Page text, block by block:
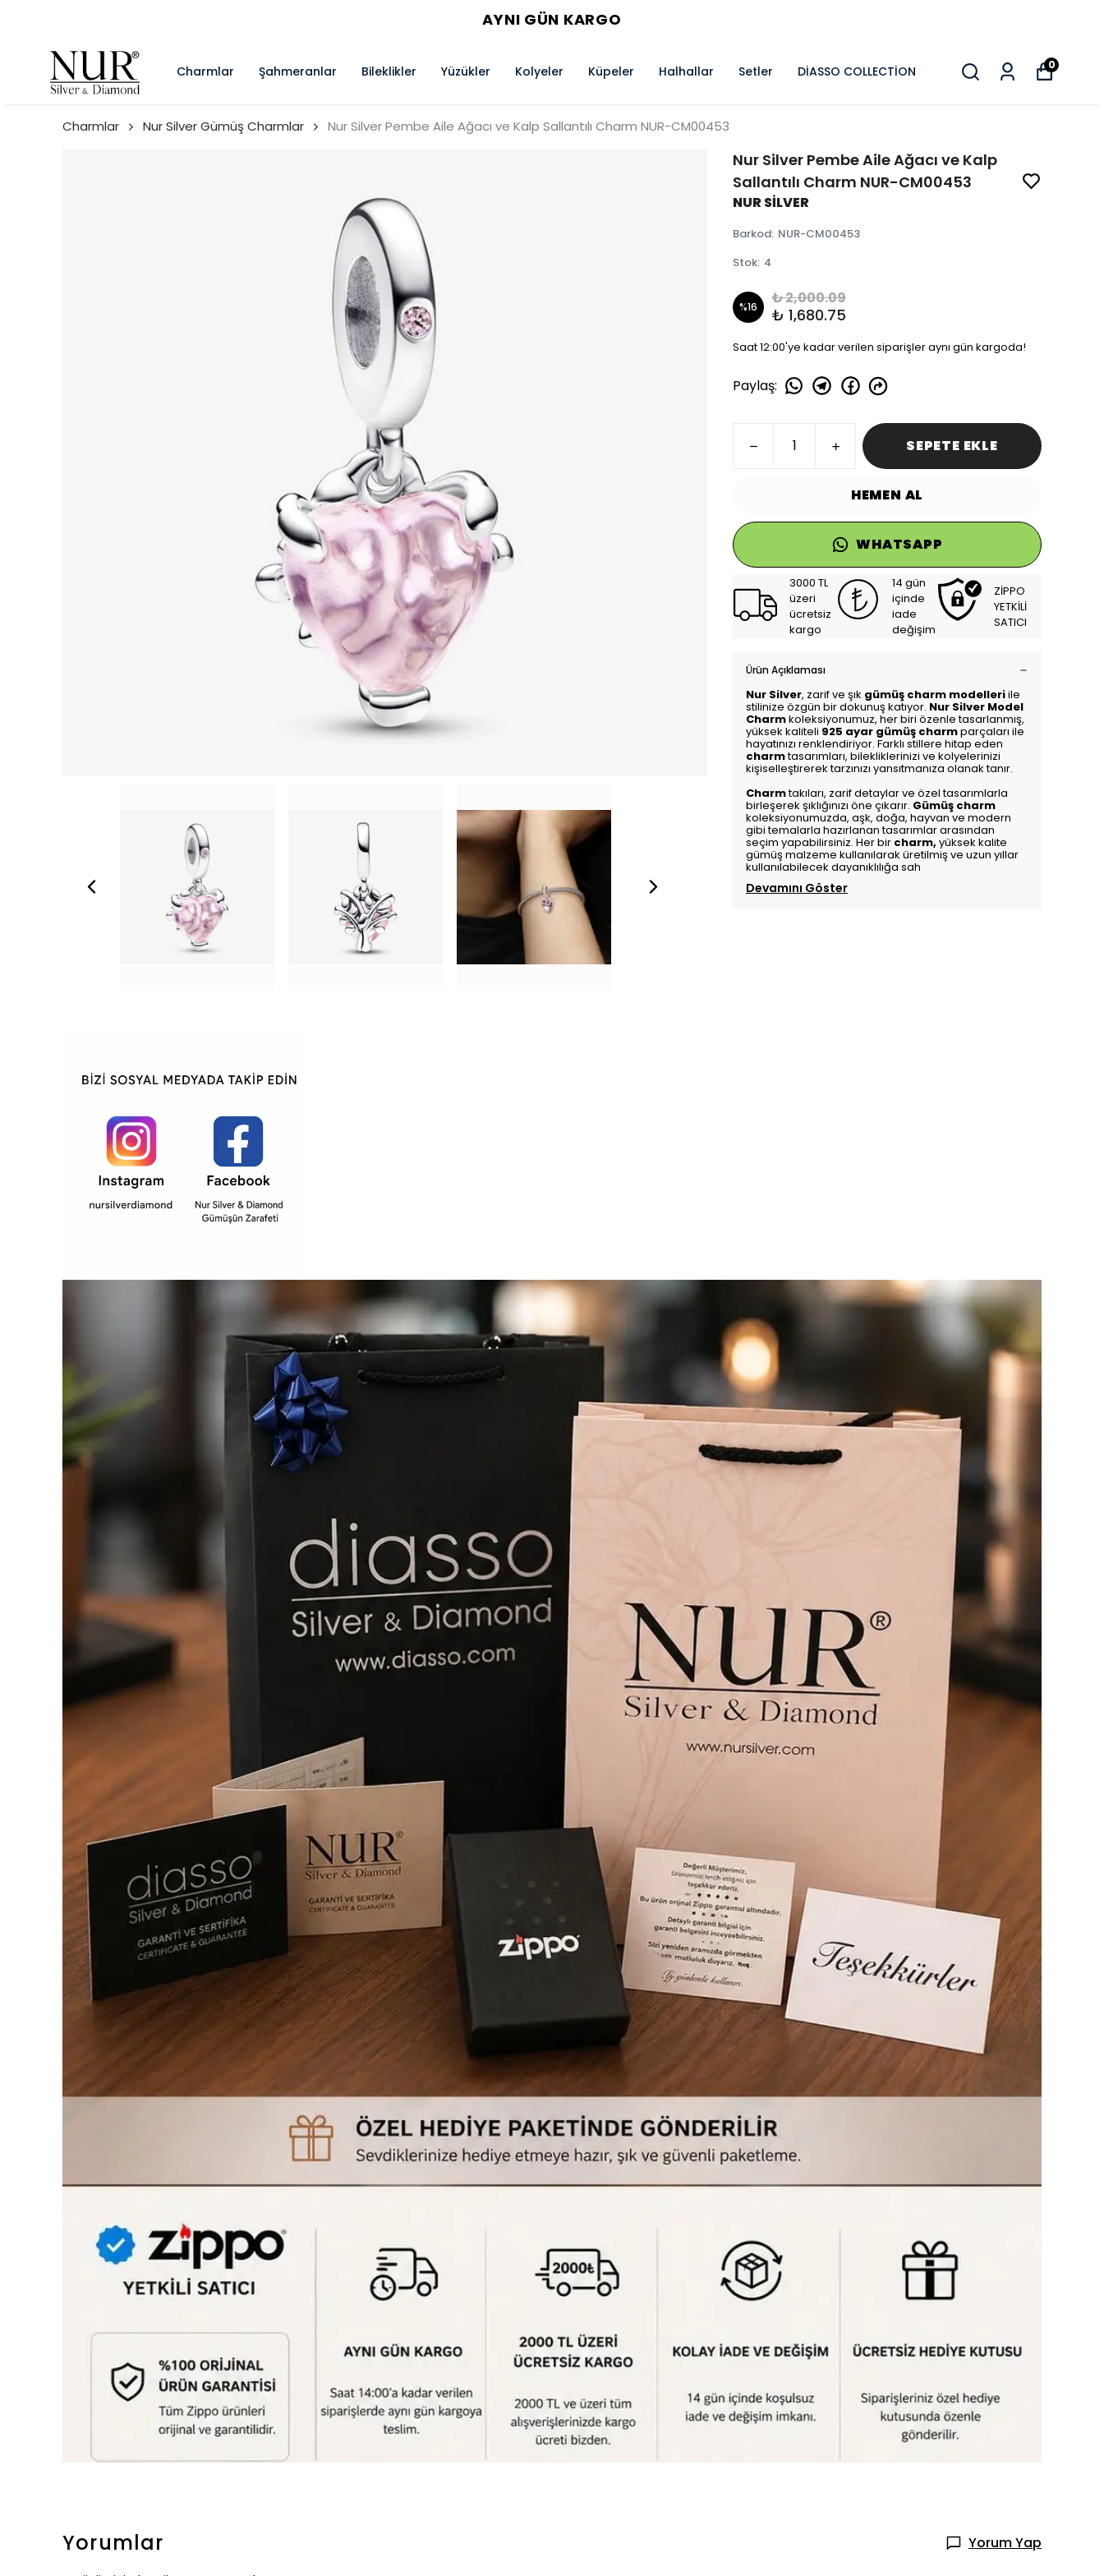
AYNI GÜN KARGO
Charmlar Şahmeranlar Bileklikler Yüzükler Kolyeler Küpeler Halhallar Setler DİASSO COLLECTİON 0
Charmlar Nur Silver Gümüş Charmlar Nur Silver Pembe Aile Ağacı ve Kalp Sallantılı Charm NUR-CM00453
Nur Silver Pembe Aile Ağacı ve Kalp
Sallantılı Charm NUR-CM00453
NUR SİLVER
Barkod: NUR-CM00453
Stok: 4
%16 ₺ 2,000.09
₺ 1,680.75
Saat 12:00'ye kadar verilen siparişler aynı gün kargoda!
Paylaş:
SEPETE EKLE
HEMEN AL
WHATSAPP
3000 TL
üzeri
ücretsiz
kargo
14 gün
içinde
iade
değişim
ZİPPO
YETKİLİ
SATICI
Ürün Açıklaması
Nur Silver, zarif ve şık gümüş charm modelleriile
stilinize özgün bir dokunuş katıyor. Nur Silver Model
Charmkoleksiyonumuz, her biri özenle tasarlanmış,
yüksek kaliteli 925 ayar gümüş charmparçaları ile
hayatınızı renklendiriyor. Farklı stillere hitap eden
charmtasarımları, bilekliklerinizi ve kolyelerinizi
kişiselleştirerek tarzınızı yansıtmanıza olanak tanır.
Charmtakıları, zarif detaylar ve özel tasarımlarla
birleşerek şıklığınızı öne çıkarır. Gümüş charm
koleksiyonumuzda, aşk, doğa, hayvan ve modern
gibi temalarla hazırlanan tasarımlar arasından
seçim yapabilirsiniz. Her bir charm, yüksek kalite
gümüş malzeme kullanılarak üretilmiş ve uzun yıllar
kullanılabilecek dayanıklılığa sah
Devamını Göster
Yorumlar
Yorum Yap